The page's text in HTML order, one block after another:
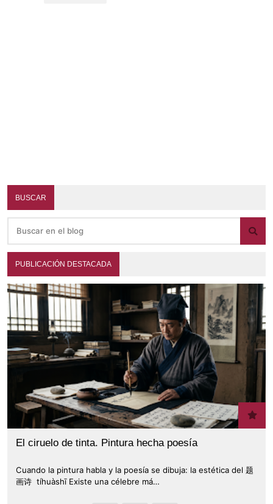
BUSCAR
PUBLICACIÓN DESTACADA
El ciruelo de tinta. Pintura hecha poesía
Cuando la pintura habla y la poesía se dibuja: la estética del 题
画诗 tíhuàshī Existe una célebre má…